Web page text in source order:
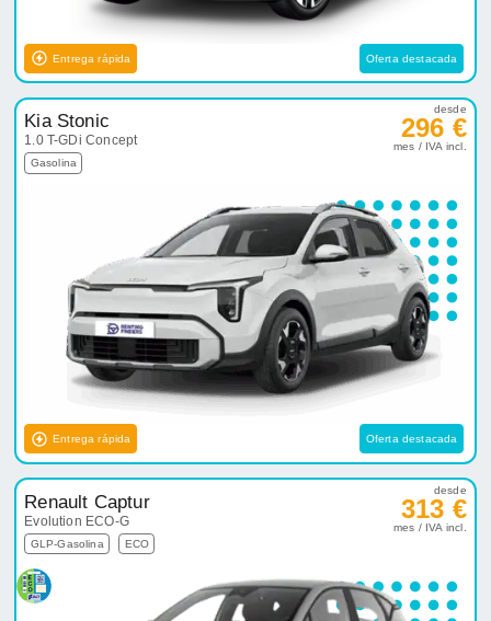
Entrega rápida Oferta destacada
Kia Stonic
1.0 T-GDi Concept
Gasolina
desde
296 €
mes / IVA incl.
Entrega rápida Oferta destacada
Renault Captur
Evolution ECO-G
GLP-Gasolina ECO
desde
313 €
mes / IVA incl.